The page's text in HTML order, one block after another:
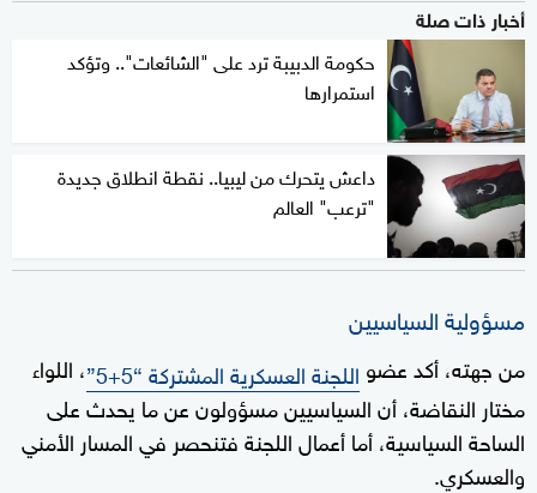
أخبار ذات صلة
حكومة الدبيبة ترد على "الشائعات".. وتؤكد
استمرارها
داعش يتحرك من ليبيا.. نقطة انطلاق جديدة
"ترعب" العالم
مسؤولية السياسيين
من جهته، أكد عضو اللجنة العسكرية المشتركة “5+5”
، اللواء
مختار النقاضة، أن السياسيين مسؤولون عن ما يحدث على
الساحة السياسية، أما أعمال اللجنة فتنحصر في المسار الأمني
والعسكري.